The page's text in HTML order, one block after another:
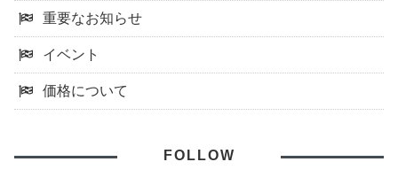
重要なお知らせ
イベント
価格について
FOLLOW